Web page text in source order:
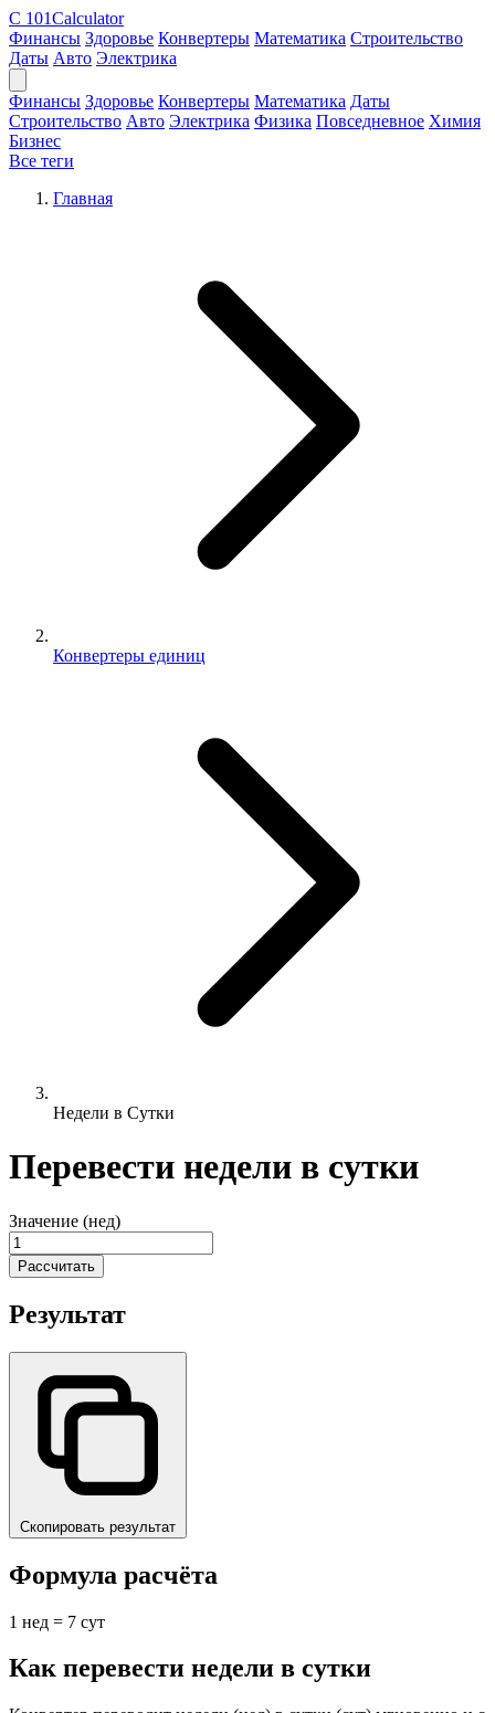
C 101Calculator
Финансы Здоровье Конвертеры Математика Строительство
Даты Авто Электрика
Финансы Здоровье Конвертеры Математика Даты
Строительство Авто Электрика Физика Повседневное Химия
Бизнес
Все теги
Главная
Конвертеры единиц
Недели в Сутки
Перевести недели в сутки
Значение (нед)
Рассчитать
Результат
Скопировать результат
Формула расчёта
1 нед = 7 сут
Как перевести недели в сутки